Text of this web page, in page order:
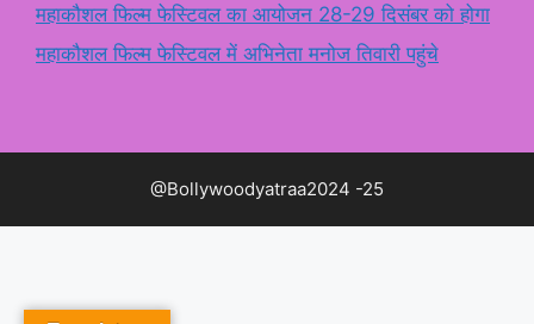
महाकौशल फिल्म फेस्टिवल का आयोजन 28-29 दिसंबर को होगा
महाकौशल फिल्म फेस्टिवल में अभिनेता मनोज तिवारी पहुंचे
@Bollywoodyatraa2024 -25